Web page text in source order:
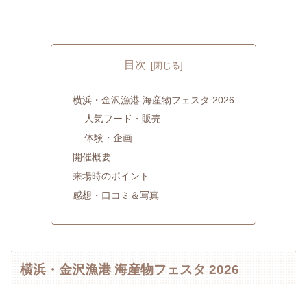
目次
横浜・金沢漁港 海産物フェスタ 2026
人気フード・販売
体験・企画
開催概要
来場時のポイント
感想・口コミ＆写真
横浜・金沢漁港 海産物フェスタ 2026